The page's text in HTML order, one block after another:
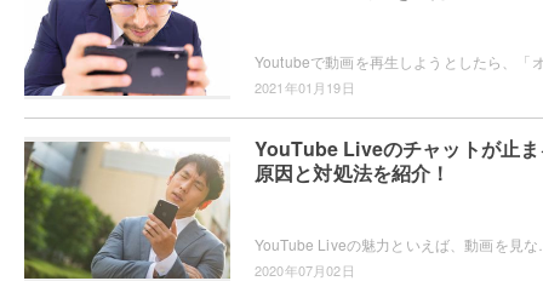
2021年01月19日
YouTube Liveのチャットが止
原因と対処法を紹介！
2020年07月02日